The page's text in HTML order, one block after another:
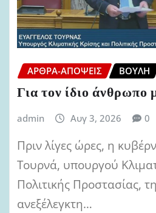
ΆΡΘΡΑ-ΑΠΌΨΕΙΣ ΒΟΥΛΉ
Για τον ίδιο άνθρωπο
admin Αυγ 3, 2026 0
Πριν λίγες ώρες, η
Τουρνά, υπουργού
Πολιτικής Προστασίας,
ανεξέλεγκτη…